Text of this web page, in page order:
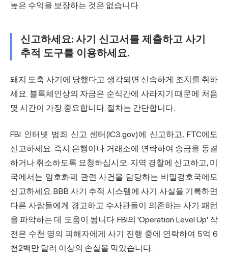
높은 수익을 보장하는 것은 없습니다.
신고하세요: 사기 신고서를 제출하고 사기
추적 도구를 이용하세요.
돼지 도축 사기에 당했다고 생각되면 신속하게 조치를 취하
세요. 블록체인상의 자금은 순식간에 사라지기 때문에 처음
몇 시간이 가장 중요합니다. 절차는 간단합니다.
FBI 인터넷 범죄 신고 센터(IC3.gov)에 신고하고, FTC에도
신고하세요. 즉시 은행이나 거래소에 연락하여 송금을 동결
하거나 취소하도록 요청하십시오. 지역 경찰에 신고하고, 미
국에서는 암호화폐 관련 사건을 담당하는 비밀경호국에도
신고하세요. BBB 사기 추적 시스템에 사기 사실을 기록하면
다른 사람들에게 경고하고 수사관들이 의존하는 사기 패턴
을 파악하는 데 도움이 됩니다. FBI의 'Operation Level Up' 작
전은 수천 명의 피해자에게 사기 진행 중에 연락하여 5억 6
천2백만 달러 이상의 손실을 막았습니다.